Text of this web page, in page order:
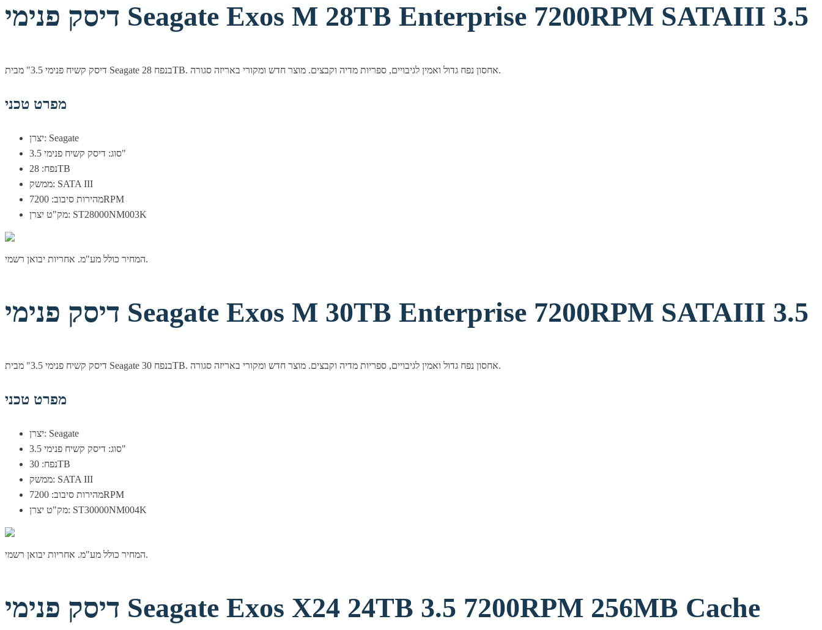
דיסק פנימי Seagate Exos M 28TB Enterprise 7200RPM SATAIII 3.5
דיסק קשיח פנימי 3.5" מבית Seagate בנפח 28TB. אחסון נפח גדול ואמין לגיבויים, ספריות מדיה וקבצים. מוצר חדש ומקורי באריזה סגורה.
מפרט טכני
יצרן: Seagate
סוג: דיסק קשיח פנימי 3.5"
נפח: 28TB
ממשק: SATA III
מהירות סיבוב: 7200RPM
מק"ט יצרן: ST28000NM003K
המחיר כולל מע"מ. אחריות יבואן רשמי.
דיסק פנימי Seagate Exos M 30TB Enterprise 7200RPM SATAIII 3.5
דיסק קשיח פנימי 3.5" מבית Seagate בנפח 30TB. אחסון נפח גדול ואמין לגיבויים, ספריות מדיה וקבצים. מוצר חדש ומקורי באריזה סגורה.
מפרט טכני
יצרן: Seagate
סוג: דיסק קשיח פנימי 3.5"
נפח: 30TB
ממשק: SATA III
מהירות סיבוב: 7200RPM
מק"ט יצרן: ST30000NM004K
המחיר כולל מע"מ. אחריות יבואן רשמי.
דיסק פנימי Seagate Exos X24 24TB 3.5 7200RPM 256MB Cache